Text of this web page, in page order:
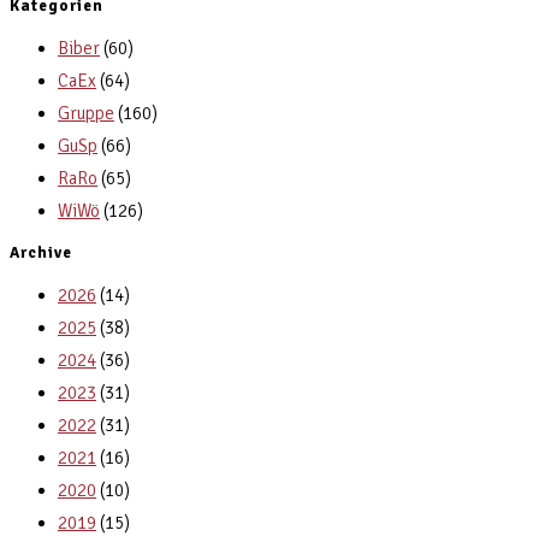
Kategorien
Biber(60)
CaEx (64)
Gruppe (160)
GuSp (66)
RaRo (65)
WiWö (126)
Archive
2026 (14)
2025 (38)
2024(36)
2023 (31)
2022 (31)
2021 (16)
2020 (10)
2019 (15)